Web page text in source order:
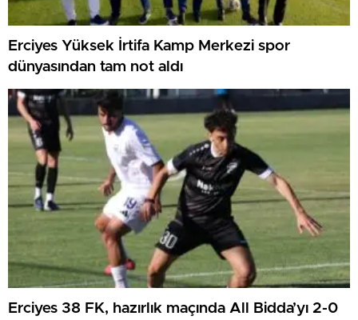
Erciyes Yüksek İrtifa Kamp Merkezi spor
dünyasından tam not aldı
Erciyes 38 FK, hazırlık maçında All Bidda’yı 2-0